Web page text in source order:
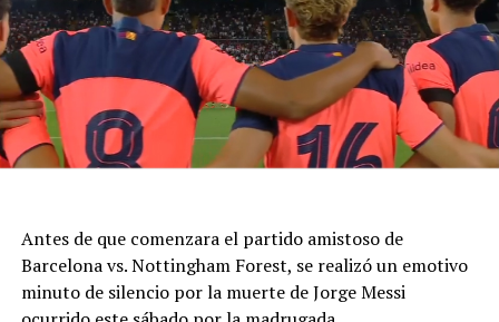
Antes de que comenzara el partido amistoso de
Barcelona vs. Nottingham Forest, se realizó un emotivo
minuto de silencio por la muerte de Jorge Messi